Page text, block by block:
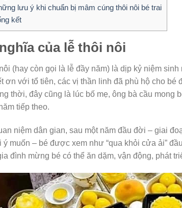
lưu ý khi chuẩn bị mâm cúng thôi nôi bé trai
kết
của lễ thôi nôi
(hay còn gọi là lễ đầy năm) là dịp kỷ niệm
ơn với tổ tiên, các vị thần linh đã phù hộ cho
thời, đây cũng là lúc bố mẹ, ông bà cầu mong
tiếp theo.
niệm dân gian, sau một năm đầu đời – giai
ý muốn – bé được xem như “qua khỏi cửa ải”
đình mừng bé có thể ăn dặm, vận động, phát